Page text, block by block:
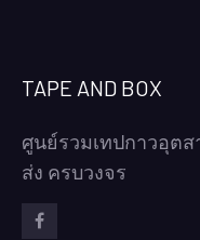
TAPE AND BOX
ศูนย์รวมเทปกาวอุต
ส่ง ครบวงจร